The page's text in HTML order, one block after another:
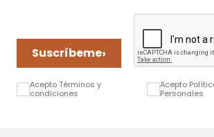
Suscríbeme›
Acepto Términos y
condiciones
Acepto
Personales